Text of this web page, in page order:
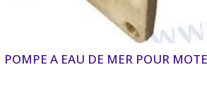
POMPE A EAU DE MER POUR